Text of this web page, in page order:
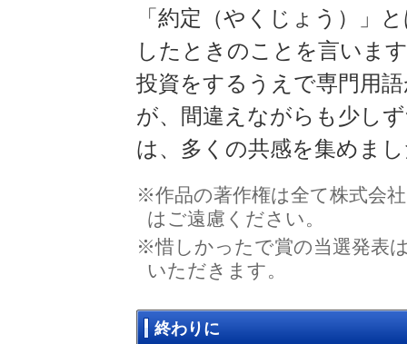
「約定（やくじょう）」
したときのことを言いま
投資をするうえで専門用
が、間違えながらも少し
は、多くの共感を集めま
※作品の著作権は全て株式会
はご遠慮ください。
※惜しかったで賞の当選発表
いただきます。
終わりに